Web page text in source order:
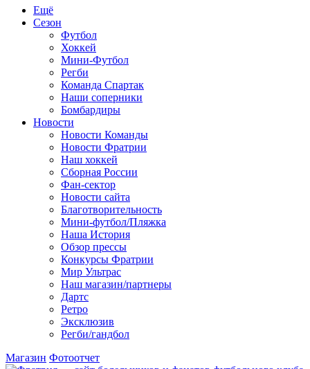
Ещё
Сезон
Футбол
Хоккей
Мини-Футбол
Регби
Команда Спартак
Наши соперники
Бомбардиры
Новости
Новости Команды
Новости Фратрии
Наш хоккей
Сборная России
Фан-cектор
Новости сайта
Благотворительность
Мини-футбол/Пляжка
Наша История
Обзор прессы
Конкурсы Фратрии
Мир Ультрас
Наш магазин/партнеры
Дартс
Ретро
Эксклюзив
Регби/гандбол
Магазин Фотоотчет